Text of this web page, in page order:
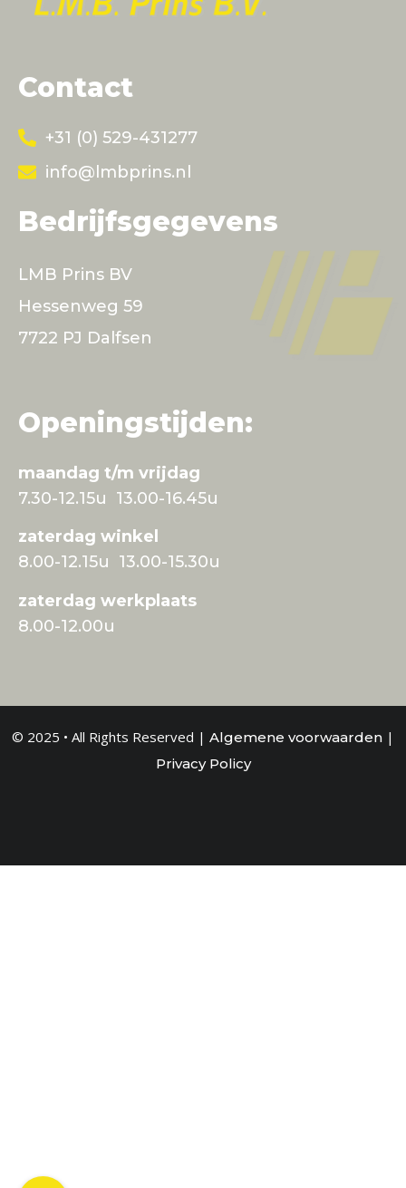
Contact
+31 (0) 529-431277
info@lmbprins.nl
Bedrijfsgegevens
LMB Prins BV
Hessenweg 59
7722 PJ Dalfsen
Openingstijden:
maandag t/m vrijdag
7.30-12.15u 13.00-16.45u
zaterdag winkel
8.00-12.15u 13.00-15.30u
zaterdag werkplaats
8.00-12.00u
© 2025 • All Rights Reserved | Algemene voorwaarden |
Privacy Policy